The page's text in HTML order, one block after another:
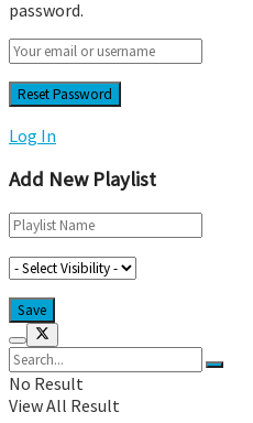
password.
Log In
Add New Playlist
No Result
View All Result